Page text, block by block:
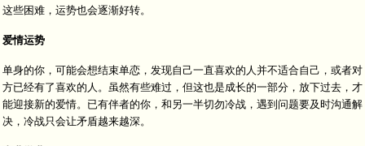
这些困难，运势也会逐渐好转。
爱情运势
单身的你，可能会想结束单恋，发现自己一直喜欢的人并不适合自己，或者对
方已经有了喜欢的人。虽然有些难过，但这也是成长的一部分，放下过去，才
能迎接新的爱情。已有伴者的你，和另一半切勿冷战，遇到问题要及时沟通解
决，冷战只会让矛盾越来越深。